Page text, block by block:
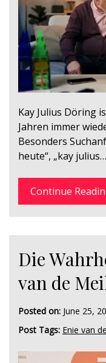
Kay Julius Döring
Jahren immer
Besonders
heute“, „kay julius…
Continue
Die
van de
Posted on: June 25,
Post Tags: Enie van